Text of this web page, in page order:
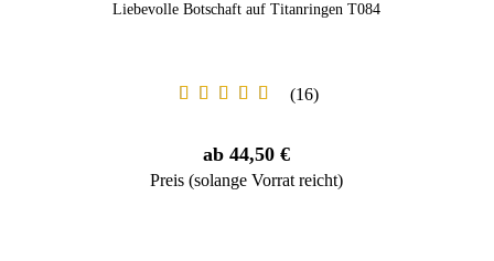
Liebevolle Botschaft auf Titanringen T084
16
ab 44,50 €
Preis (solange Vorrat reicht)